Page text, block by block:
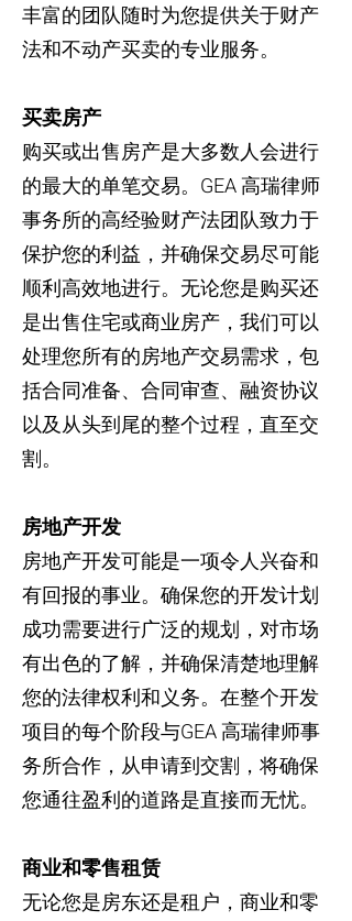
丰富的团队随时为您提供关于财产
法和不动产买卖的专业服务。
买卖房产
购买或出售房产是大多数人会进行
的最大的单笔交易。GEA 高瑞律师
事务所的高经验财产法团队致力于
保护您的利益，并确保交易尽可能
顺利高效地进行。无论您是购买还
是出售住宅或商业房产，我们可以
处理您所有的房地产交易需求，包
括合同准备、合同审查、融资协议
以及从头到尾的整个过程，直至交
割。
房地产开发
房地产开发可能是一项令人兴奋和
有回报的事业。确保您的开发计划
成功需要进行广泛的规划，对市场
有出色的了解，并确保清楚地理解
您的法律权利和义务。在整个开发
项目的每个阶段与GEA 高瑞律师事
务所合作，从申请到交割，将确保
您通往盈利的道路是直接而无忧。
商业和零售租赁
无论您是房东还是租户，商业和零